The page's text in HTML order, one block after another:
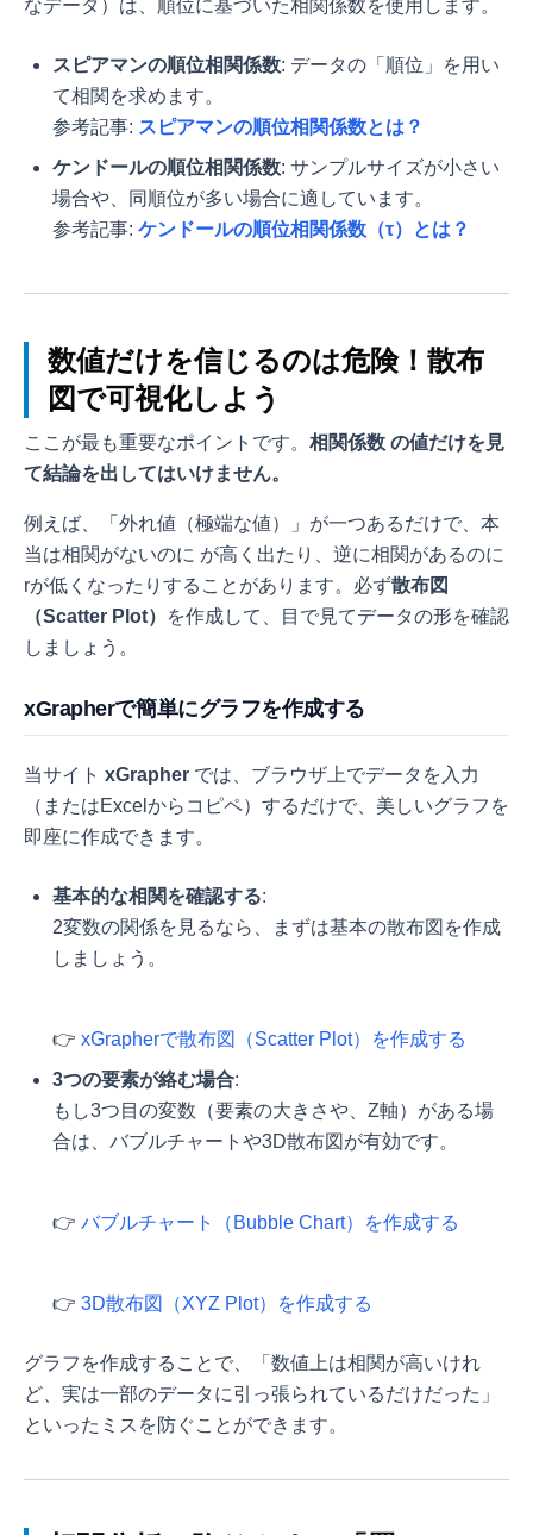
なデータ）は、順位に基づいた相関係数を使用します。
スピアマンの順位相関係数: データの「順位」を用い
て相関を求めます。
参考記事: スピアマンの順位相関係数とは？
ケンドールの順位相関係数: サンプルサイズが小さい
場合や、同順位が多い場合に適しています。
参考記事: ケンドールの順位相関係数（τ）とは？
数値だけを信じるのは危険！散布
図で可視化しよう
ここが最も重要なポイントです。 相関係数 の値だけを見
て結論を出してはいけません。
例えば、「外れ値（極端な値）」が一つあるだけで、本
当は相関がないのに が高く出たり、逆に相関があるのに
rが低くなったりすることがあります。必ず散布図
（Scatter Plot）
を作成して、目で見てデータの形を確認
しましょう。
xGrapherで簡単にグラフを作成する
当サイト xGrapher では、ブラウザ上でデータを入力
（またはExcelからコピペ）するだけで、美しいグラフを
即座に作成できます。
基本的な相関を確認する:
2変数の関係を見るなら、まずは基本の散布図を作成
しましょう。
👉 xGrapherで散布図（Scatter Plot）を作成する
3つの要素が絡む場合:
もし3つ目の変数（要素の大きさや、Z軸）がある場
合は、バブルチャートや3D散布図が有効です。
👉 バブルチャート（Bubble Chart）を作成する
👉 3D散布図（XYZ Plot）を作成する
グラフを作成することで、「数値上は相関が高いけれ
ど、実は一部のデータに引っ張られているだけだった」
といったミスを防ぐことができます。